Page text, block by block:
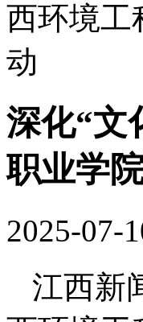
西环境工
动
深化“
职业学
2025-07-
江西新